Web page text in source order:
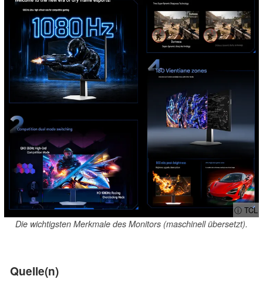
ⓘ TCL
Die wichtigsten Merkmale des Monitors (maschinell übersetzt).
Quelle(n)